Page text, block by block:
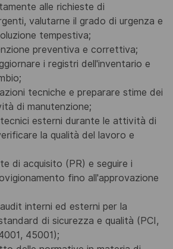
alle richieste di
valutarne il grado di urgenza e
tempestiva;
preventiva e correttiva;
i registri dell'inventario e
tecniche e preparare stime dei
di manutenzione;
esterni durante le attività di
la qualità del lavoro e
di acquisito (PR) e seguire i
fino all'approvazione
interni ed esterni per la
di sicurezza e qualità (PCI,
45001);